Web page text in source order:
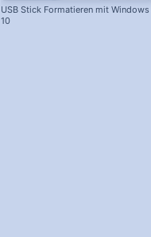
USB Stick Formatieren mit Windows
10